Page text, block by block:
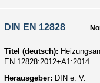
DIN EN 12828
Titel (deutsch):
EN 12828:2012+A1:2014
Herausgeber: DIN e. V.